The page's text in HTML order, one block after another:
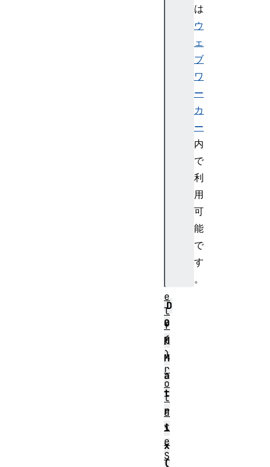
は
ウ
ェ
ブ
ワ
ー
カ
ー
内
で
利
用
可
能
で
す
。
D
O
M
M
a
t
r
i
x
(
e
l
f
(
)
r
o
t
a
t
e
S